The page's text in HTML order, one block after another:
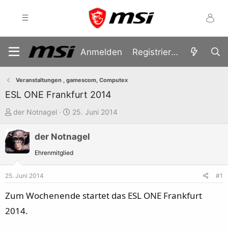
Anmelden Registrieren
Veranstaltungen , gamescom, Computex
ESL ONE Frankfurt 2014
E
s
t
l
e
r
der Notnagel
E
s
t
t
25. Juni 2014
der Notnagel
Ehrenmitglied
25. Juni 2014 #1
Zum Wochenende startet das ESL ONE Frankfurt
2014.